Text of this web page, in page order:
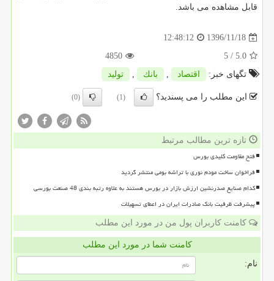
قابل مشاهده می باشد.
1396/11/18
12:48:12
5.0
/ 5
4850
تگهای خبر:
اقتصاد , بانك , تولید
این مطلب را می پسندید؟ (1)
(0)
تازه ترین مطالب مرتبط
فتح مقاومت کلیدی بورس
فراخوان ساخت مودم نوری با تراشه بومی منتشر گردید
کدام صنایع صدرنشین ارزش بازار در بورس هستند به علاوه رتبه بندی 48 صنعت بورسی
پیشرفت ظرفیت بانک صادرات ایران در اعطای تسهیلات
کامنت کاربران پول من در مورد این مطلب
کامنت شما در مورد این مطلب
نام: